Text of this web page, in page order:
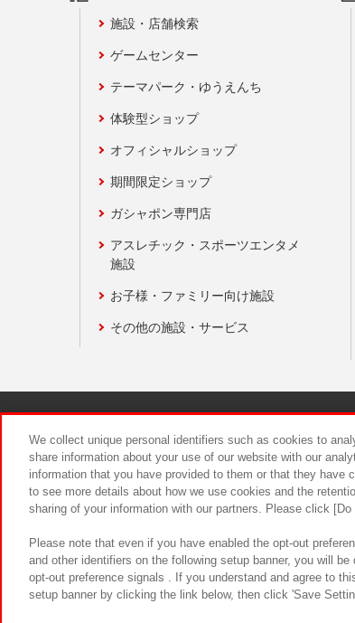
施設・店舗検索
ゲームセンター
テーマパーク・ゆうえんち
体験型ショップ
オフィシャルショップ
期間限定ショップ
ガシャポン専門店
アスレチック・スポーツエンタメ
施設
お子様・ファミリー向け施設
その他の施設・サービス
We collect unique personal identifiers such as cookies to
share information about your use of our website with our
information that you have provided to them or that they
to see more details about how we use cookies and the
sharing of your information with our partners. Please click
Please note that even if you have enabled the opt-out
and other identifiers on the following setup banner, you will
opt-out preference signals . If you understand and agree to
setup banner by clicking the link below, then click 'Save